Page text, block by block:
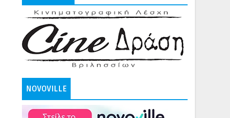
NOVOVILLE